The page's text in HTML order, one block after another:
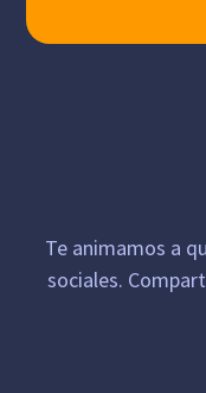
Te animamos a
sociales.